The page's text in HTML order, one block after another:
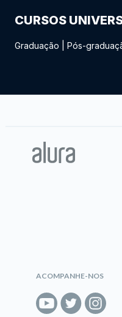
CURSOS
Graduação Pós-
ACOMPANHE-NOS